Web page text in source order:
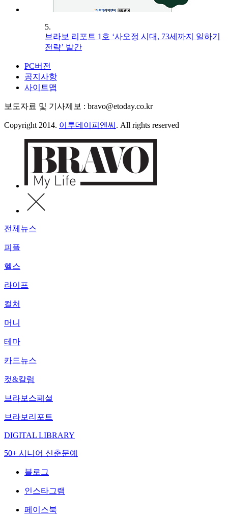
5.
브라보 리포트 1호 ‘사오정 시대, 73세까지 일하기
전략’ 발간
PC버전
공지사항
사이트맵
보도자료 및 기사제보 : bravo@etoday.co.kr
Copyright 2014. 이투데이피엔씨 . All rights reserved
전체뉴스
피플
헬스
라이프
컬처
머니
테마
카드뉴스
컷&칼럼
브라보스페셜
브라보리포트
DIGITAL LIBRARY
50+ 시니어 신춘문예
블로그
인스타그램
페이스북